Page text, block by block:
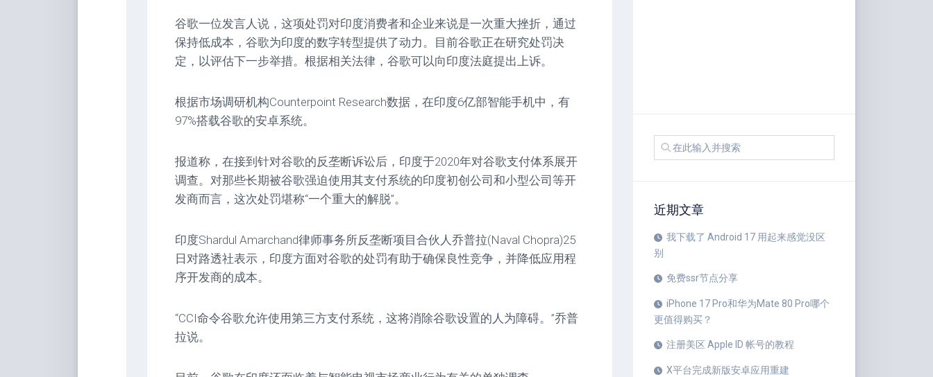
近期文章
我下载了 Android 17 用起来感觉没区
别
免费ssr节点分享
iPhone 17 Pro和华为Mate 80 Pro哪个
更值得购买？
注册美区 Apple ID 帐号的教程
X平台完成新版安卓应用重建
谷歌一位发言人说，这项处罚对印度消费者和企业来说是一次重大挫折，通过
保持低成本，谷歌为印度的数字转型提供了动力。目前谷歌正在研究处罚决
定，以评估下一步举措。根据相关法律，谷歌可以向印度法庭提出上诉。
根据市场调研机构Counterpoint Research数据，在印度6亿部智能手机中，有
97%搭载谷歌的安卓系统。
报道称，在接到针对谷歌的反垄断诉讼后，印度于2020年对谷歌支付体系展开
调查。对那些长期被谷歌强迫使用其支付系统的印度初创公司和小型公司等开
发商而言，这次处罚堪称“一个重大的解脱”。
印度Shardul Amarchand律师事务所反垄断项目合伙人乔普拉(Naval Chopra)25
日对路透社表示，印度方面对谷歌的处罚有助于确保良性竞争，并降低应用程
序开发商的成本。
“CCI命令谷歌允许使用第三方支付系统，这将消除谷歌设置的人为障碍。”乔普
拉说。